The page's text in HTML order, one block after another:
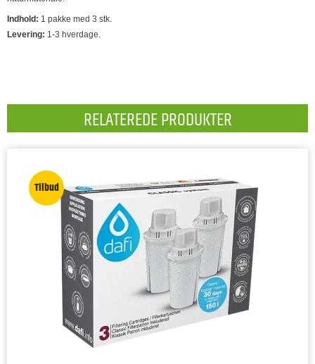
Indhold: 1 pakke med 3 stk.
Levering: 1-3 hverdage.
RELATEREDE PRODUKTER
Tilbud